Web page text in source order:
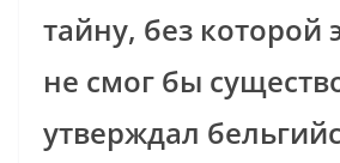
тайну, без которой
не смог бы
утверждал